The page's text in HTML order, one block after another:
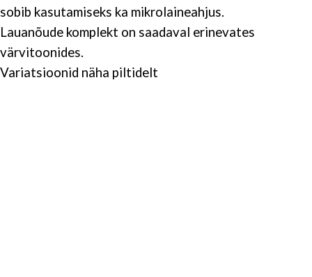
sobib kasutamiseks ka mikrolaineahjus.
Lauanõude komplekt on saadaval erinevates
värvitoonides.
Variatsioonid näha piltidelt